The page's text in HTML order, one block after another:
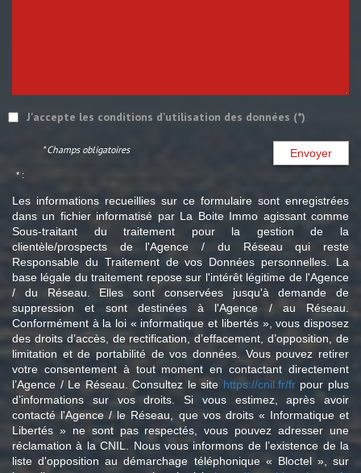
J'accepte les conditions d'utilisation des données (*)
Envoyer
* Champs obligatoires
* :
Les informations recueillies sur ce formulaire sont enregistrées
dans un fichier informatisé par La Boite Immo agissant comme
Sous-traitant du traitement pour la gestion de la
clientèle/prospects de l'Agence / du Réseau qui reste
Responsable du Traitement de vos Données personnelles. La
base légale du traitement repose sur l'intérêt légitime de l'Agence
/ du Réseau. Elles sont conservées jusqu'à demande de
suppression et sont destinées à l'Agence / au Réseau.
Conformément à la loi « informatique et libertés », vous disposez
des droits d’accès, de rectification, d’effacement, d’opposition, de
limitation et de portabilité de vos données. Vous pouvez retirer
votre consentement à tout moment en contactant directement
l’Agence / Le Réseau. Consultez le site https://cnil.fr/frpour plus
d’informations sur vos droits. Si vous estimez, après avoir
contacté l'Agence / le Réseau, que vos droits « Informatique et
Libertés » ne sont pas respectés, vous pouvez adresser une
réclamation à la CNIL. Nous vous informons de l’existence de la
liste d'opposition au démarchage téléphonique « Bloctel », sur